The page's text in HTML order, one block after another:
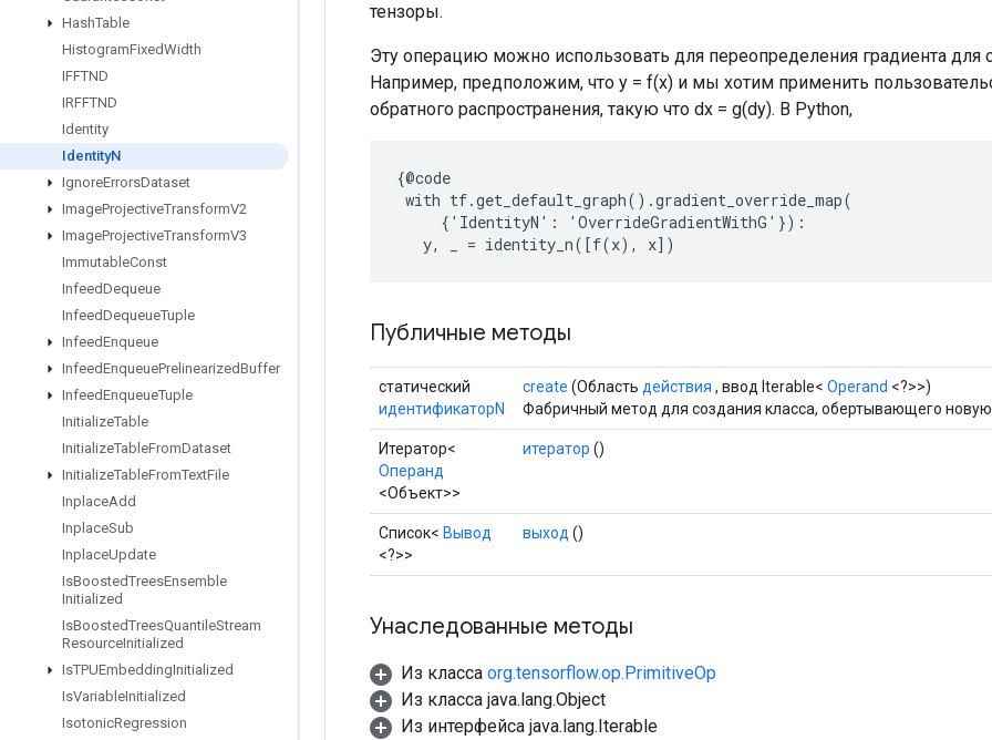
HashTable
HistogramFixedWidth
IFFTND
IRFFTND
Identity
IdentityN
IgnoreErrorsDataset
ImageProjectiveTransformV2
ImageProjectiveTransformV3
ImmutableConst
InfeedDequeue
InfeedDequeueTuple
InfeedEnqueue
InfeedEnqueuePrelinearizedBuffer
InfeedEnqueueTuple
InitializeTable
InitializeTableFromDataset
InitializeTableFromTextFile
InplaceAdd
InplaceSub
InplaceUpdate
IsBoostedTreesEnsemble
Initialized
IsBoostedTreesQuantileStream
ResourceInitialized
IsTPUEmbeddingInitialized
IsVariableInitialized
IsotonicRegression
тензоры.
Эту операцию можно использовать для переопределения градиента
Например, предположим, что y = f(x) и мы хотим применить
обратного распространения, такую ​​что dx = g(dy). В Python,
{@code
with tf.get_default_graph().gradient_override_map(
     {'IdentityN': 'OverrideGradientWithG'}):
   y, _ = identity_n([f(x), x])
Публичные методы
статический
идентификаторN
create (Область действия , ввод Iterable< Operand <?>>)
Фабричный метод для создания класса, обертывающего
Итератор<
Операнд
<Объект>>
итератор ()
Список< Вывод
<?>>
выход ()
Унаследованные методы
Из класса org.tensorflow.op.PrimitiveOp
Из класса java.lang.Object
Из интерфейса java.lang.Iterable